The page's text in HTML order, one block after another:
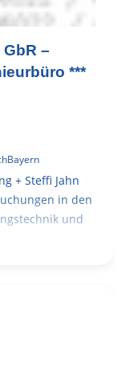
–
***
Bayern
+ Steffi Jahn
in den
und